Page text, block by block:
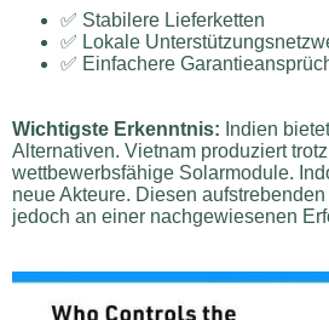
✅ Stabilere Lieferketten
✅ Lokale
✅ Einfachere
Wichtigste Erkenntnis: Indien
Alternativen. Vietnam produziert
wettbewerbsfähige Solarmodule.
neue Akteure. Diesen
jedoch an einer nachgewiesenen